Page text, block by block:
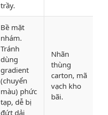
trầy.
Bề mặt
nhám.
Tránh
dùng
gradient
(chuyển
màu) phức
tạp, dễ bị
đứt dải
Nhãn
thùng
carton, mã
vạch kho
bãi.